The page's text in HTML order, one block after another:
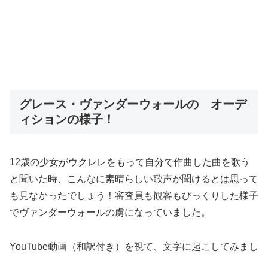
グレース・ヴァンダーウォールの オーデ
ィションの様子！
12歳の少女がウクレレをもって自分で作曲した曲を歌う
と聞いた時、こんなに素晴らしい歌声が聞けるとは思って
も見なかったでしょう！審査員も観客もびっくりした様子
でヴァンダーウォールの虜になっていました。
YouTube動画（和訳付き）を視て、文字に起こしてみまし